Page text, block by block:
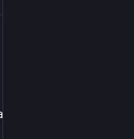
martire